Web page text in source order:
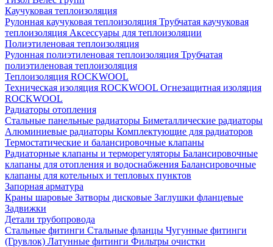
Каучуковая теплоизоляция
Рулонная каучуковая теплоизоляция Трубчатая каучуковая
теплоизоляция Аксессуары для теплоизоляции
Полиэтиленовая теплоизоляция
Рулонная полиэтиленовая теплоизоляция Трубчатая
полиэтиленовая теплоизоляция
Теплоизоляция ROCKWOOL
Техническая изоляция ROCKWOOL Огнезащитная изоляция
ROCKWOOL
Радиаторы отопления
Стальные панельные радиаторы Биметаллические радиаторы
Алюминиевые радиаторы Комплектующие для радиаторов
Термостатические и балансировочные клапаны
Радиаторные клапаны и терморегуляторы Балансировочные
клапаны для отопления и водоснабжения Балансировочные
клапаны для котельных и тепловых пунктов
Запорная арматура
Краны шаровые Затворы дисковые Заглушки фланцевые
Задвижки
Детали трубопровода
Стальные фитинги Стальные фланцы Чугунные фитинги
(Грувлок) Латунные фитинги Фильтры очистки